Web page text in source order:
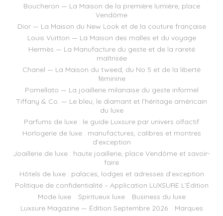
Boucheron — La Maison de la première lumière, place
Vendôme
Dior — La Maison du New Look et de la couture française
Louis Vuitton — La Maison des malles et du voyage
Hermès — La Manufacture du geste et de la rareté
maîtrisée
Chanel — La Maison du tweed, du No 5 et de la liberté
féminine
Pomellato — La joaillerie milanaise du geste informel
Tiffany & Co. — Le bleu, le diamant et l’héritage américain
du luxe
Parfums de luxe : le guide Luxsure par univers olfactif
Horlogerie de luxe : manufactures, calibres et montres
d’exception
Joaillerie de luxe : haute joaillerie, place Vendôme et savoir-
faire
Hôtels de luxe : palaces, lodges et adresses d’exception
Politique de confidentialité – Application LUXSURE L’Édition
Mode luxe
Spiritueux luxe
Business du luxe
Luxsure Magazine — Édition Septembre 2026
Marques